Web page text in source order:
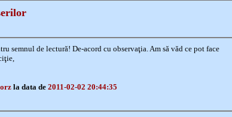
semnul de lectură! De-acord cu observaţia. Am să văd ce pot face
la data de 2011-02-02 20:44:35